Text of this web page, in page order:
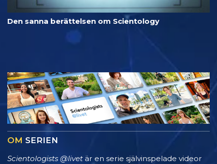
Den sanna berättelsen om Scientology
OM SERIEN
Scientologists @livet är en serie självinspelade videor